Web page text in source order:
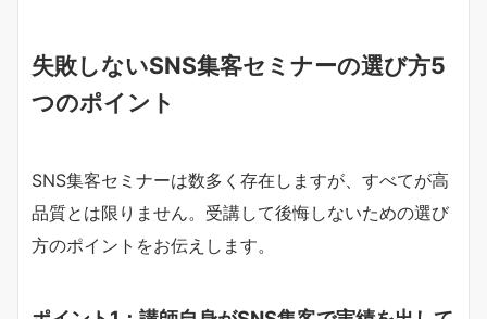
失敗しないSNS集客セミナーの選び方5
つのポイント
SNS集客セミナーは数多く存在しますが、すべてが高
品質とは限りません。受講して後悔しないための選び
方のポイントをお伝えします。